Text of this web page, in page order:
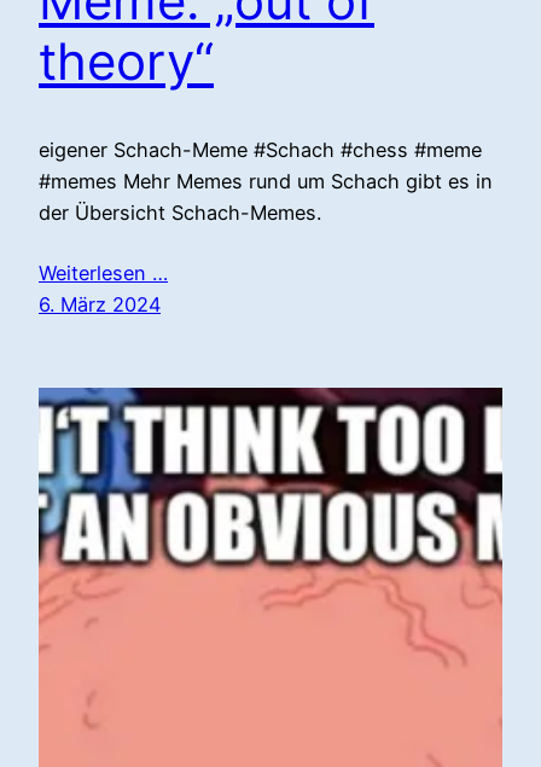
theory“
eigener Schach-Meme #Schach #chess #meme
#memes Mehr Memes rund um Schach gibt es in
der Übersicht Schach-Memes.
Weiterlesen …
6. März 2024